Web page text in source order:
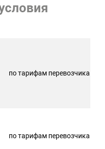
по тарифам перевозчика
по тарифам перевозчика